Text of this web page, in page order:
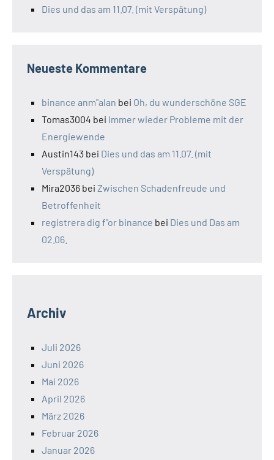
Dies und das am 11.07. (mit Verspätung)
Neueste Kommentare
binance anm"alan bei Oh, du wunderschöne SGE
Tomas3004 bei Immer wieder Probleme mit der
Energiewende
Austin143 bei Dies und das am 11.07. (mit
Verspätung)
Mira2036 bei Zwischen Schadenfreude und
Betroffenheit
registrera dig f"or binance bei Dies und Das am
02.06.
Archiv
Juli 2026
Juni 2026
Mai 2026
April 2026
März 2026
Februar 2026
Januar 2026